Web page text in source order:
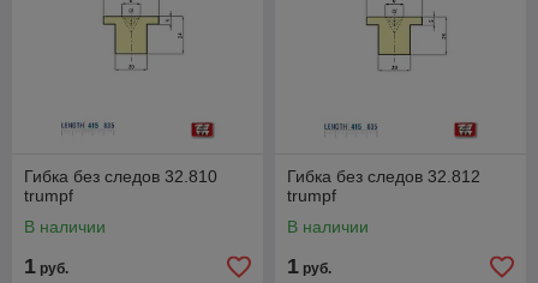
Гибка без следов 32.810
trumpf
В наличии
1 руб.
Гибка без следов 32.812
trumpf
В наличии
1 руб.